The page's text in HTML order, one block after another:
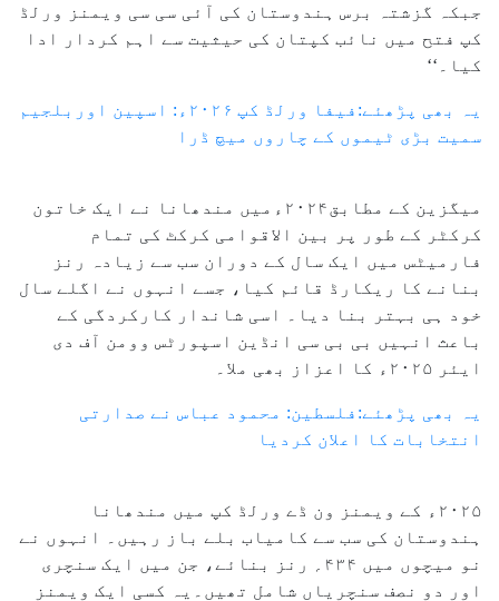
جبکہ گزشتہ برس ہندوستان کی آئی سی سی ویمنز ورلڈ
کپ فتح میں نائب کپتان کی حیثیت سے اہم کردار ادا
کیا۔‘‘
یہ بھی پڑھئے:فیفا ورلڈ کپ ۲۰۲۶ء: اسپین اوربلجیم
سمیت بڑی ٹیموں کے چاروں میچ ڈرا
میگزین کے مطابق۲۰۲۴ءمیں مندھانا نے ایک خاتون
کرکٹر کے طور پر بین الاقوامی کرکٹ کی تمام
فارمیٹس میں ایک سال کے دوران سب سے زیادہ رنز
بنانے کا ریکارڈ قائم کیا، جسے انہوں نے اگلے سال
خود ہی بہتر بنا دیا۔ اسی شاندار کارکردگی کے
باعث انہیں بی بی سی انڈین اسپورٹس وومن آف دی
ایئر ۲۰۲۵ء کا اعزاز بھی ملا۔
یہ بھی پڑھئے:فلسطین: محمود عباس نے صدارتی
انتخابات کا اعلان کردیا
۲۰۲۵ء کے ویمنز ون ڈے ورلڈ کپ میں مندھانا
ہندوستان کی سب سے کامیاب بلے باز رہیں۔ انہوں نے
نو میچوں میں ۴۳۴؍ رنز بنائے، جن میں ایک سنچری
اور دو نصف سنچریاں شامل تھیں۔یہ کسی ایک ویمنز